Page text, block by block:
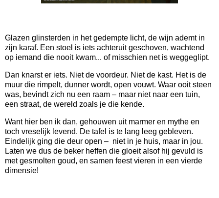
Glazen glinsterden in het gedempte licht, de wijn ademt in
zijn karaf. Een stoel is iets achteruit geschoven, wachtend
op iemand die nooit kwam... of misschien net is weggeglipt.
Dan knarst er iets. Niet de voordeur. Niet de kast. Het is de
muur die rimpelt, dunner wordt, open vouwt. Waar ooit steen
was, bevindt zich nu een raam – maar niet naar een tuin,
een straat, de wereld zoals je die kende.
Want hier ben ik dan, gehouwen uit marmer en mythe en
toch vreselijk levend. De tafel is te lang leeg gebleven.
Eindelijk ging die deur open – niet in je huis, maar in jou.
Laten we dus de beker heffen die gloeit alsof hij gevuld is
met gesmolten goud, en samen feest vieren in een vierde
dimensie!